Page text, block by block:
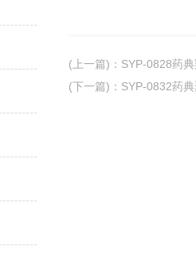
(上一篇) ： SYP-0828药
(下一篇) ： SYP-0832药